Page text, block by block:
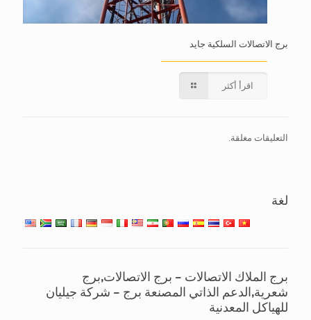
برج الاتصالات السلكية جايد
اقرأ أكثر
التعليقات مغلقة.
لغة
برج الملاك الاتصالات – برج الاتصالات,برج
شعرية,الدعم الذاتي المصنعة برج – شركة جيليان
للهياكل المعدنية